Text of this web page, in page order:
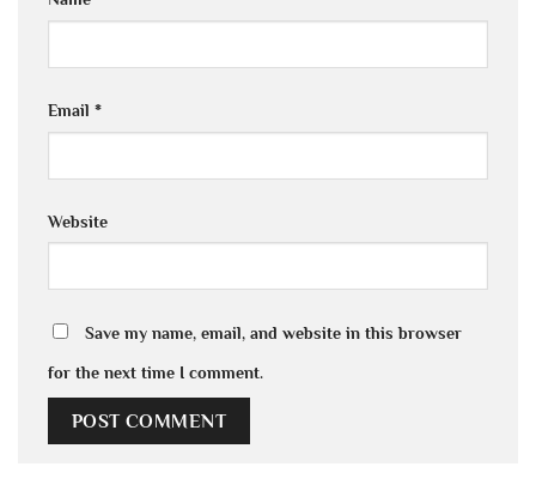
Email *
Website
Save my name, email, and website in this browser
for the next time I comment.